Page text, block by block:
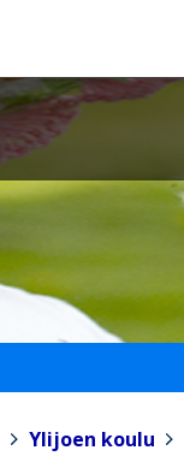
Ylijoen koulu